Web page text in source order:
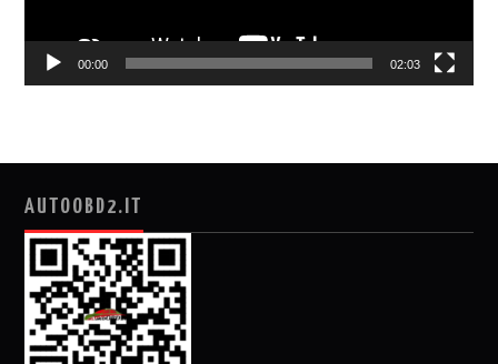
00:00 02:03
AUTOOBD2.IT